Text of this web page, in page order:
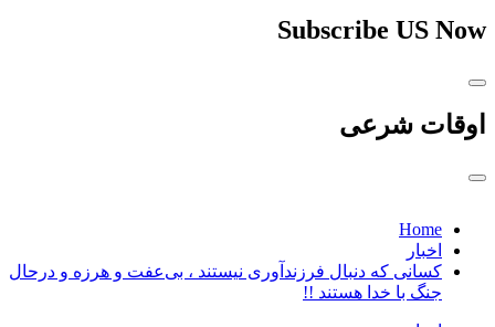
Subscribe US Now
اوقات شرعی
Home
اخبار
کسانی که دنبال فرزندآوری نیستند ، بی‌عفت و هرزه و درحال
جنگ با خدا هستند !!